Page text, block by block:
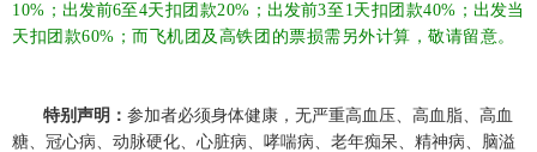
10% ； 出发前6至4天扣团款20%；出发前3至1天扣团款40%；出发当
天扣团款60% ；而飞机团及高铁团的票损需另外计算，敬请留意。
特别声明： 参加者必须身体健康，无严重高血压、高血脂、高血
糖、冠心病、动脉硬化、心脏病、哮喘病、老年痴呆、精神病、脑溢